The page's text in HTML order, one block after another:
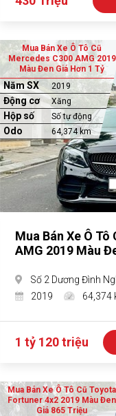
Mua Bán Xe Ô Tô Cũ
Mercedes C300 AMG 2019
Màu Đen Giá Hơn 1 Tỷ
Năm SX 2019
Động cơ Xăng
Hộp số Số tự động
Odo 64,374 km
Mua Bán Xe Ô
AMG 2019 Màu
Số 2 Dương Đình
2019
64,374
1 tỷ 120 triệu
Mua Bán Xe Ô Tô Cũ Toyota
Fortuner 4x2 2019 Màu Đen
Giá 865 Triệu